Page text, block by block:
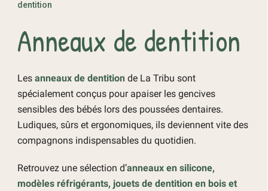
dentition
Anneaux de dentition
Les anneaux de dentition de La Tribu sont
spécialement conçus pour apaiser les gencives
sensibles des bébés lors des poussées dentaires.
Ludiques, sûrs et ergonomiques, ils deviennent vite des
compagnons indispensables du quotidien.
Retrouvez une sélection d’anneaux en silicone,
modèles réfrigérants, jouets de dentition en bois et